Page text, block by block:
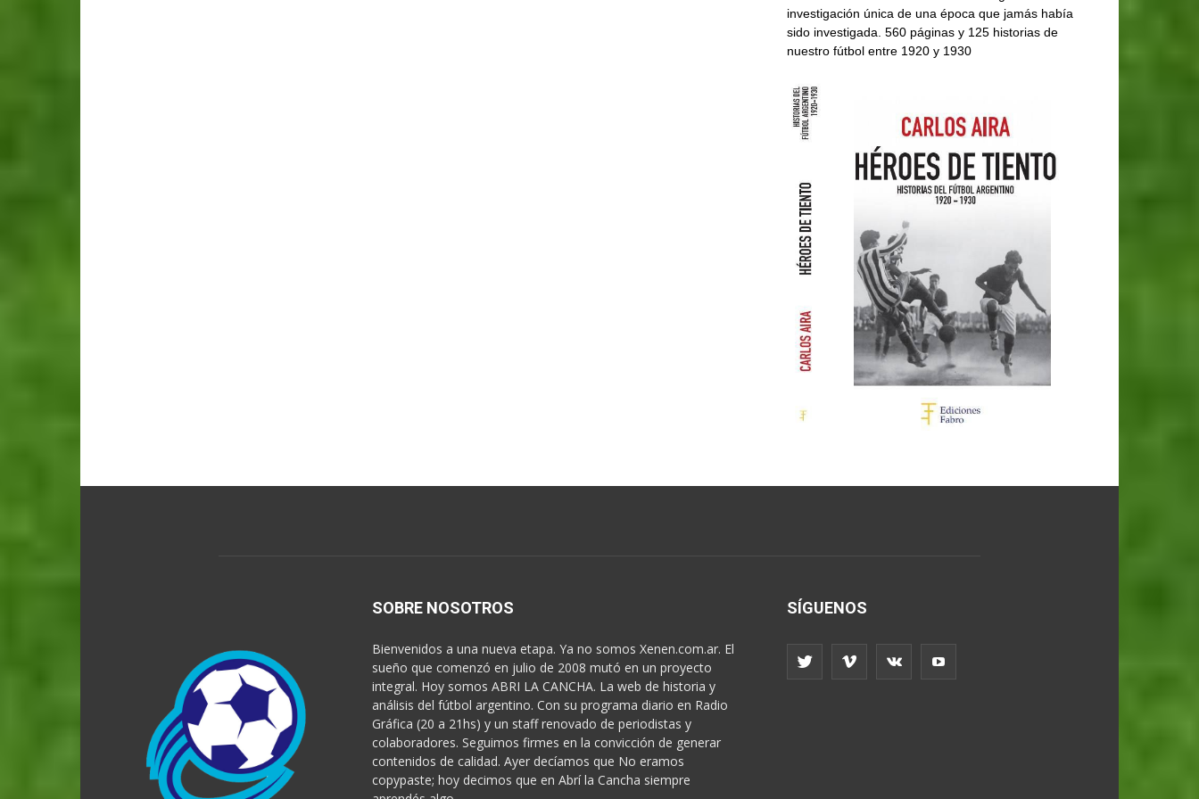
investigación única de una época que jamás había
sido investigada. 560 páginas y 125 historias de
nuestro fútbol entre 1920 y 1930
SOBRE NOSOTROS
Bienvenidos a una nueva etapa. Ya no somos Xenen.com.ar. El
sueño que comenzó en julio de 2008 mutó en un proyecto
integral. Hoy somos ABRI LA CANCHA. La web de historia y
análisis del fútbol argentino. Con su programa diario en Radio
Gráfica (20 a 21hs) y un staff renovado de periodistas y
colaboradores. Seguimos firmes en la convicción de generar
contenidos de calidad. Ayer decíamos que No eramos
copypaste; hoy decimos que en Abrí la Cancha siempre
SÍGUENOS